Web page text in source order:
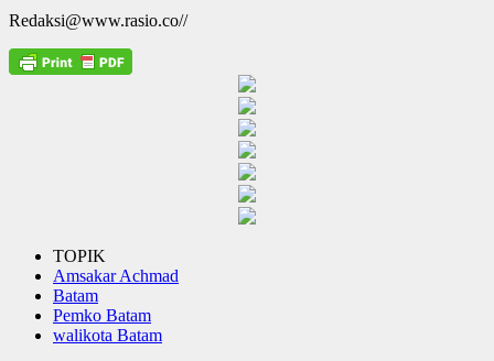
Redaksi@www.rasio.co//
TOPIK
Amsakar Achmad
Batam
Pemko Batam
walikota Batam